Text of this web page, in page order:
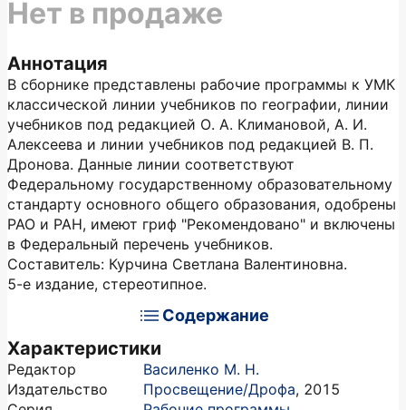
Аннотация
В сборнике представлены рабочие программы к УМК
классической линии учебников по географии, линии
учебников под редакцией О. А. Климановой, А. И.
Алексеева и линии учебников под редакцией В. П.
Дронова. Данные линии соответствуют
Федеральному государственному образовательному
стандарту основного общего образования, одобрены
РАО и РАН, имеют гриф "Рекомендовано" и включены
в Федеральный перечень учебников.
Составитель: Курчина Светлана Валентиновна.
5-е издание, стереотипное.
Содержание
Характеристики
Редактор
Василенко М. Н.
Издательство
Просвещение/Дрофа, 2015
Нет в продаже